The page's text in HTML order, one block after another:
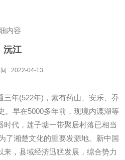
内容
沅江
: 2022-04-13
三年(522年)，素有药山、安乐、乔
。早在5000多年前，现境内漉湖等
代，莲子塘一带聚居村落已相当
了湘楚文化的重要发源地。新中国
来，县域经济迅猛发展，综合势力